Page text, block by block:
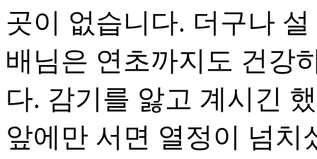
곳이 없습니다. 더구나
배님은 연초까지도 건강
다. 감기를 앓고 계시긴
앞에만 서면 열정이 넘치